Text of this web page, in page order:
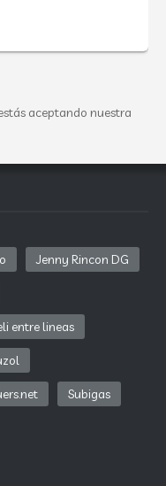
aceptando nuestra
Jenny Rincon DG
entre lineas
Subigas